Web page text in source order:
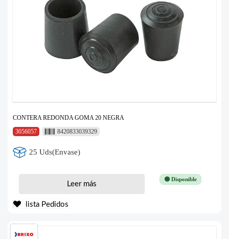
CONTERA REDONDA GOMA 20 NEGRA
3056057
8420833039329
25 Uds(Envase)
🟢 Disponible
Leer más
lista Pedidos